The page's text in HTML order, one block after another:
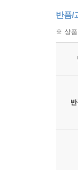
반품/
※ 상품